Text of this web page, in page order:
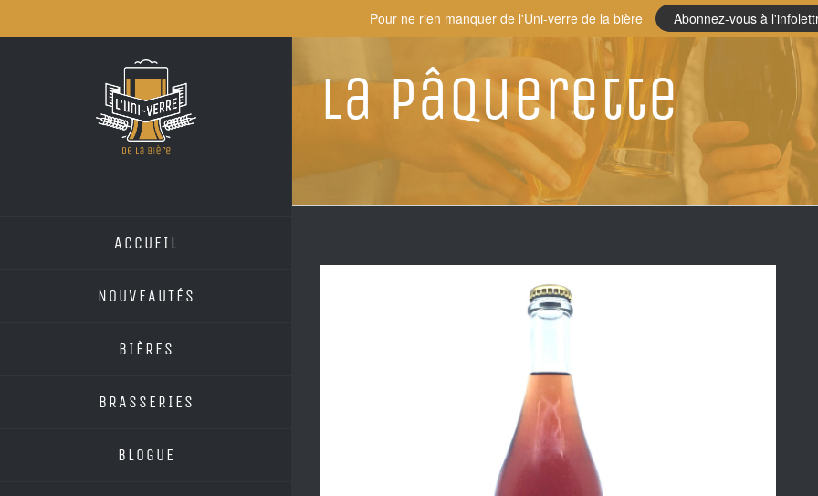
to
ACCUEIL
NOUVEAUTÉS
BIÈRES
BRASSERIES
BLOGUE
La Pâquerette
Pour ne rien manquer de l'Uni-verre de la bière Abonnez-vous à